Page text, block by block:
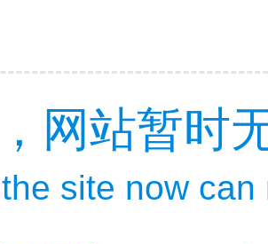
网站暂时
site now